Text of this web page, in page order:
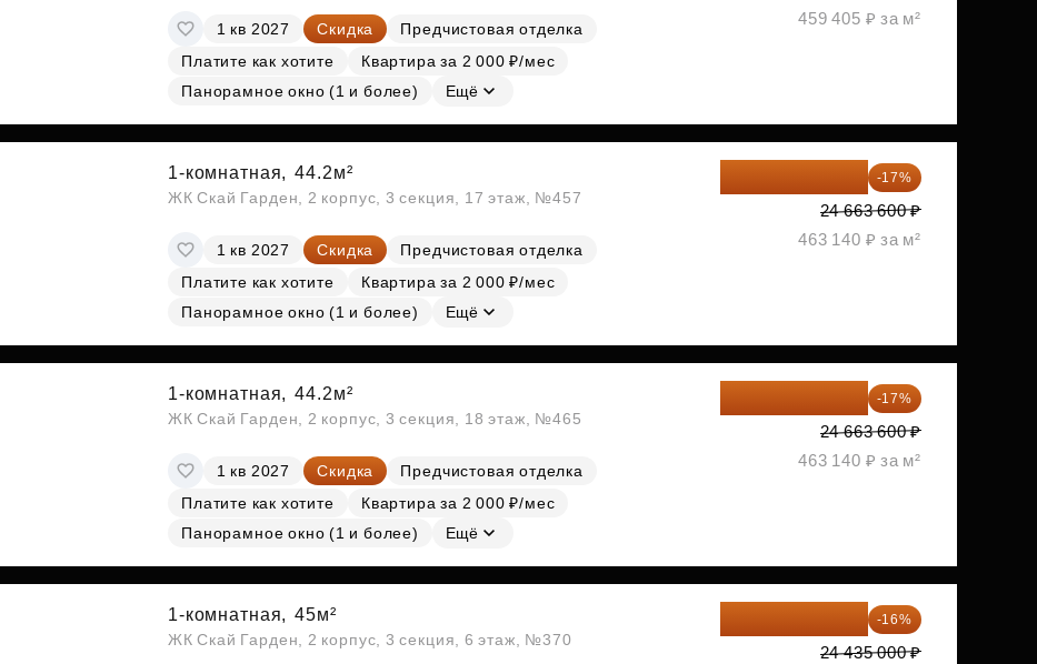
1 кв 2027 Скидка
Предчистовая отделка
Платите как хотите
Квартира за 2 000 ₽/мес
Панорамное окно (1 и более)
Ещё
459 405 ₽ за м²
1-комнатная, 44.2м²
ЖК Скай Гарден, 2 корпус, 3 секция, 17 этаж, №457
1 кв 2027 Скидка
Предчистовая отделка
Платите как хотите
Квартира за 2 000 ₽/мес
Панорамное окно (1 и более)
Ещё
-17%
24 663 600 ₽
463 140 ₽ за м²
1-комнатная, 44.2м²
ЖК Скай Гарден, 2 корпус, 3 секция, 18 этаж, №465
1 кв 2027 Скидка
Предчистовая отделка
Платите как хотите
Квартира за 2 000 ₽/мес
Панорамное окно (1 и более)
Ещё
-17%
24 663 600 ₽
463 140 ₽ за м²
1-комнатная, 45м²
ЖК Скай Гарден, 2 корпус, 3 секция, 6 этаж, №370
-16%
24 435 000 ₽